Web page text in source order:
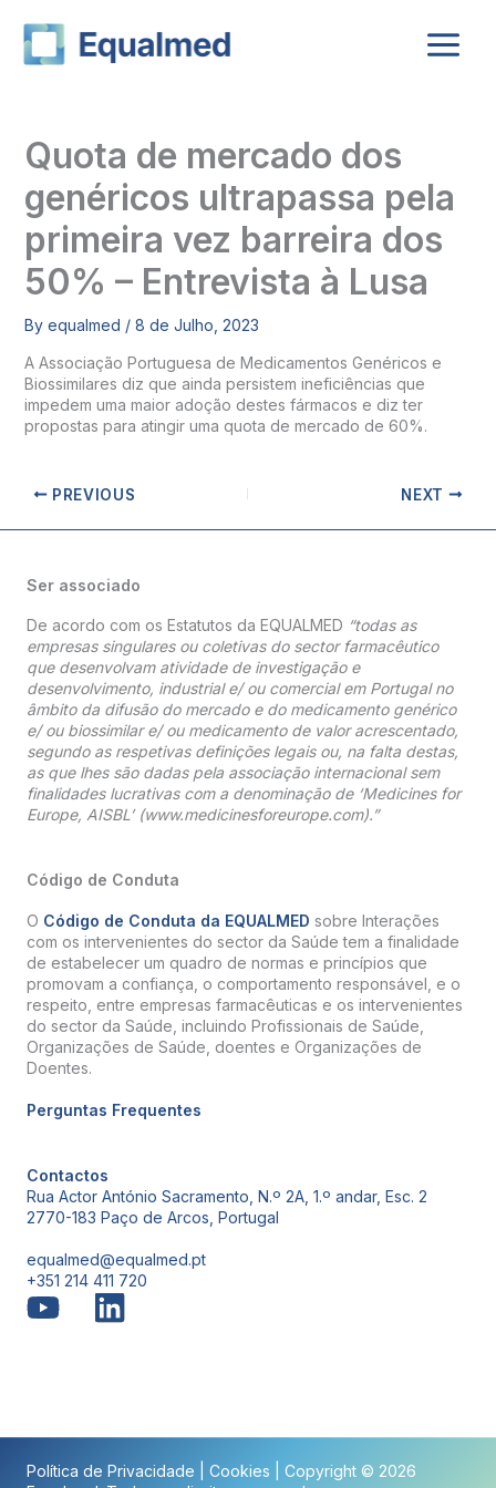
content
Quota de mercado dos
genéricos ultrapassa pela
primeira vez barreira dos
50% – Entrevista à Lusa
By equalmed / 8 de Julho, 2023
A Associação Portuguesa de Medicamentos Genéricos e
Biossimilares diz que ainda persistem ineficiências que
impedem uma maior adoção destes fármacos e diz ter
propostas para atingir uma quota de mercado de 60%.
PREVIOUS NEXT
Ser associado
De acordo com os Estatutos da EQUALMED “todas as
empresas singulares ou coletivas do sector farmacêutico
que desenvolvam atividade de investigação e
desenvolvimento, industrial e/ ou comercial em Portugal no
âmbito da difusão do mercado e do medicamento genérico
e/ ou biossimilar e/ ou medicamento de valor acrescentado,
segundo as respetivas definições legais ou, na falta destas,
as que lhes são dadas pela associação internacional sem
finalidades lucrativas com a denominação de ‘Medicines for
Europe, AISBL’ (www.medicinesforeurope.com).”
Código de Conduta
O Código de Conduta da EQUALMED sobre Interações
com os intervenientes do sector da Saúde tem a finalidade
de estabelecer um quadro de normas e princípios que
promovam a confiança, o comportamento responsável, e o
respeito, entre empresas farmacêuticas e os intervenientes
do sector da Saúde, incluindo Profissionais de Saúde,
Organizações de Saúde, doentes e Organizações de
Doentes.
Perguntas Frequentes
Contactos
Rua Actor António Sacramento, N.º 2A, 1.º andar, Esc. 2
2770-183 Paço de Arcos, Portugal
equalmed@equalmed.pt
+351 214 411 720
Política de Privacidade Cookies | Copyright © 2026